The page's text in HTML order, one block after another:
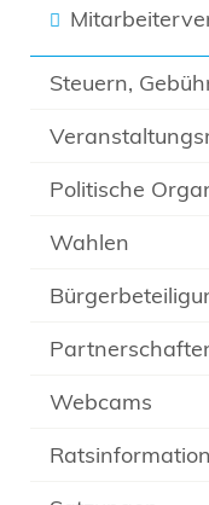
Steuern,
Politische
Wahlen
Webcams